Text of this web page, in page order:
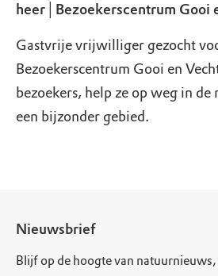
heer│Bezoekerscentrum Gooi
Gastvrije vrijwilliger gezocht
Bezoekerscentrum Gooi en
bezoekers, help ze op weg in
een bijzonder gebied.
Nieuwsbrief
Blijf op de hoogte van